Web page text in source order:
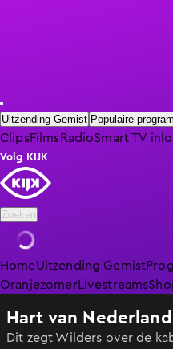
Uitzending Gemist Populaire
ClipsFilmsRadioSmart TV
Volg KIJK
Zoeken
HomeUitzending Gemist
OranjezomerLivestreams
Hart van
Dit zegt Wilders over de